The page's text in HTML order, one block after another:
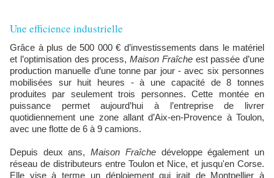
Une efficience industrielle
Grâce à plus de 500 000 € d’investissements dans le matériel
et l’optimisation des process, Maison Fraîcheest passée d’une
production manuelle d’une tonne par jour - avec six personnes
mobilisées sur huit heures - à une capacité de 8 tonnes
produites par seulement trois personnes. Cette montée en
puissance permet aujourd’hui à l’entreprise de livrer
quotidiennement une zone allant d’Aix-en-Provence à Toulon,
avec une flotte de 6 à 9 camions.
Depuis deux ans,Maison Fraîchedéveloppe également un
réseau de distributeurs entre Toulon et Nice, et jusqu'en Corse.
Elle vise à terme un déploiement qui irait de Montpellier à